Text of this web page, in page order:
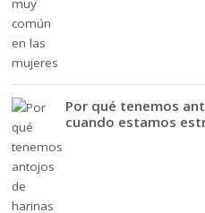
Por qué tenemos
cuando estamos